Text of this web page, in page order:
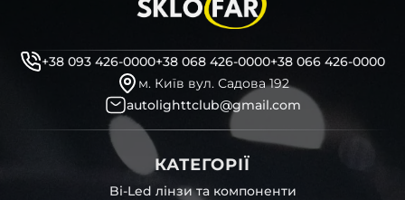
+38 093 426-0000+38 068 426-0000+38 066 426-0000
м. Київ вул. Садова 192
autolighttclub@gmail.com
КАТЕГОРІЇ
Bi-Led лінзи та компоненти